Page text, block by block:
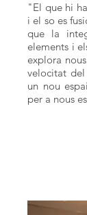
"El que hi
i el so es
que la
elements i
explora
velocitat
un nou
per a nous